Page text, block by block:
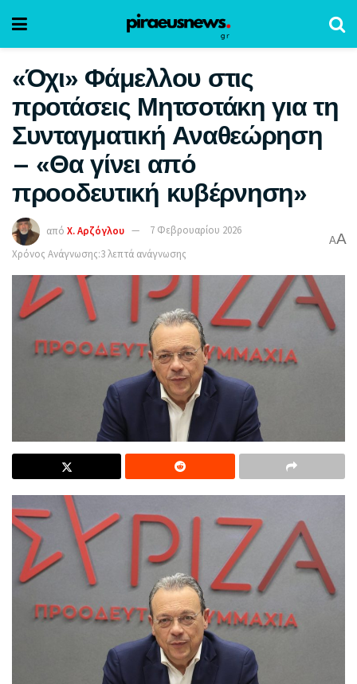
«Όχι» Φάμελλου στις
προτάσεις Μητσοτάκη για τη
Συνταγματική Αναθεώρηση
– «Θα γίνει από
προοδευτική κυβέρνηση»
από Χ. Αρζόγλου
7 Φεβρουαρίου 2026
Χρόνος Ανάγνωσης:3 λεπτά ανάγνωσης
AA